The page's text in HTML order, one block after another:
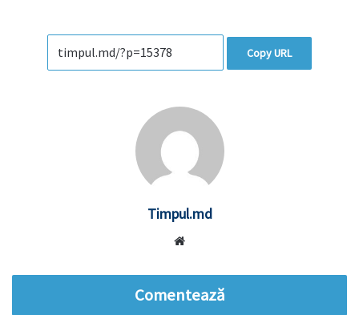
Copy URL
Timpul.md
Comentează